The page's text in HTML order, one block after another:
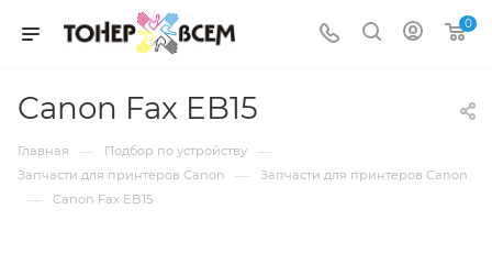
0
Canon Fax EB15
Главная — Подбор по устройству —
Запчасти для принтеров Canon — Запчасти для принтеров Canon
— Canon Fax EB15